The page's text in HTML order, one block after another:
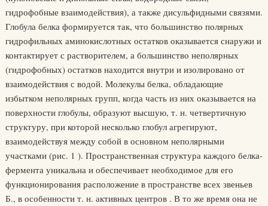
гидрофобные взаимодействия), а также дисульфидными связями.
Глобула белка формируется так, что большинство полярных
гидрофильных аминокислотных остатков оказывается снаружи и
контактирует с растворителем, а большинство неполярных
(гидрофобных) остатков находится внутри и изолировано от
взаимодействия с водой. Молекулы белка, обладающие
избытком неполярных групп, когда часть из них оказывается на
поверхности глобулы, образуют высшую, т. н. четвертичную
структуру, при которой несколько глобул агрегируют,
взаимодействуя между собой в основном неполярными
участками (рис. 1 ). Пространственная структура каждого белка-
фермента уникальна и обеспечивает необходимое для его
функционирования расположение в пространстве всех звеньев
Б., в особенности т. н. активных центров . В то же время она не